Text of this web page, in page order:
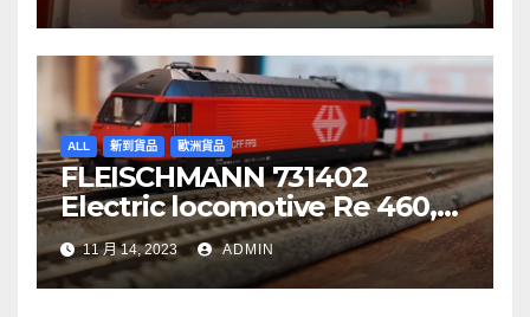
ALL 新到貨品 歐洲貨品
FLEISCHMANN 731402
Electric locomotive Re 460,
SBB
11 月 14, 2023 ADMIN